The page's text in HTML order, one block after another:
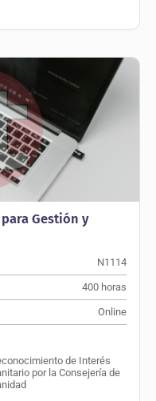
para Gestión y
N1114
400 horas
Online
de Interés
por la Consejería de